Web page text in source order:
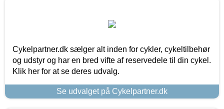
Cykelpartner.dk sælger alt inden for cykler, cykeltilbehør
og udstyr og har en bred vifte af reservedele til din cykel.
Klik her for at se deres udvalg.
Se udvalget på Cykelpartner.dk